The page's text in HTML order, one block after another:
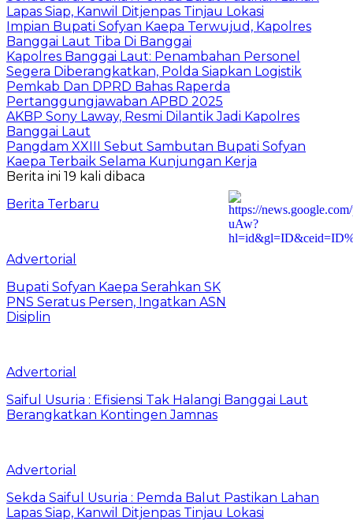
Lapas Siap, Kanwil Ditjenpas Tinjau Lokasi
Impian Bupati Sofyan Kaepa Terwujud, Kapolres
Banggai Laut Tiba Di Banggai
Kapolres Banggai Laut: Penambahan Personel
Segera Diberangkatkan, Polda Siapkan Logistik
Pemkab Dan DPRD Bahas Raperda
Pertanggungjawaban APBD 2025
AKBP Sony Laway, Resmi Dilantik Jadi Kapolres
Banggai Laut
Pangdam XXIII Sebut Sambutan Bupati Sofyan
Kaepa Terbaik Selama Kunjungan Kerja
Berita ini 19 kali dibaca
Berita Terbaru
Advertorial
Bupati Sofyan Kaepa Serahkan SK
PNS Seratus Persen, Ingatkan ASN
Disiplin
Advertorial
Saiful Usuria : Efisiensi Tak Halangi Banggai Laut
Berangkatkan Kontingen Jamnas
Advertorial
Sekda Saiful Usuria : Pemda Balut Pastikan Lahan
Lapas Siap, Kanwil Ditjenpas Tinjau Lokasi